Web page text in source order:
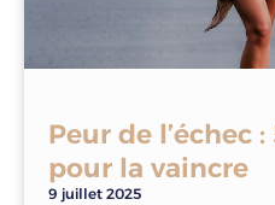
Peur de l’échec
pour la vaincre
9 juillet 2025